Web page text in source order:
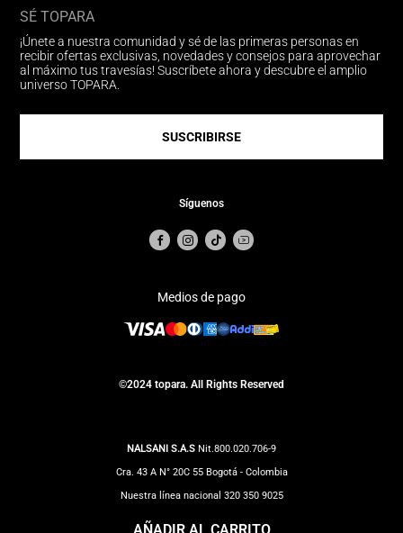
SÉ TOPARA
¡Únete a nuestra comunidad y sé de las primeras personas en
recibir ofertas exclusivas, novedades y consejos para aprovechar
al máximo tus travesías! Suscríbete ahora y descubre el amplio
universo TOPARA.
SUSCRIBIRSE
Síguenos
Medios de pago
©2024 topara. All Rights Reserved
NALSANI S.A.S Nit.800.020.706-9
Cra. 43 A N° 20C 55 Bogotá - Colombia
Nuestra línea nacional 320 350 9025
Correo Notificaciones judiciales: